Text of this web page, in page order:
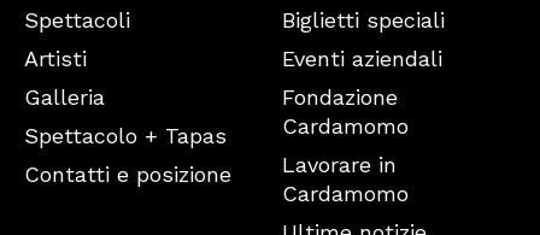
Spettacoli
Artisti
Galleria
Spettacolo + Tapas
Contatti e posizione
Biglietti speciali
Eventi aziendali
Fondazione
Cardamomo
Lavorare in
Cardamomo